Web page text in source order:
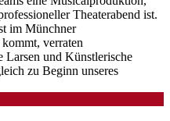
Theaterabend ist.
im Münchner
verraten
Larsen und Künstlerische
zu Beginn unseres